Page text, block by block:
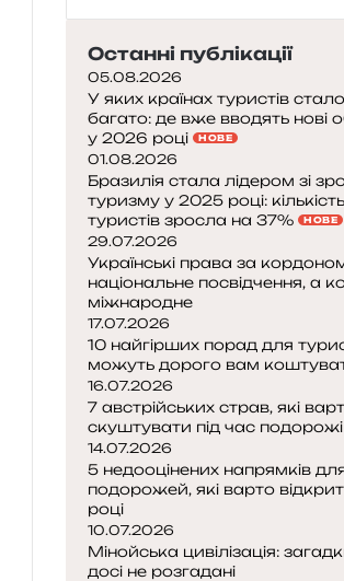
Останні публікації
05.08.2026
У яких країнах туристів
багато: де вже вводять нові
у 2026 році
НОВЕ
01.08.2026
Бразилія стала лідером зі
туризму у 2025 році:
туристів зросла на 37%
НОВЕ
29.07.2026
Українські права за
національне посвідчення, а
міжнародне
17.07.2026
10 найгірших порад для
можуть дорого вам
16.07.2026
7 австрійських страв, які
скуштувати під час
14.07.2026
5 недооцінених напрямків
подорожей, які варто
році
10.07.2026
Мінойська цивілізація:
досі не розгадані